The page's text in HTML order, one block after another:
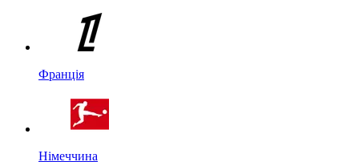
Франція
Німеччина